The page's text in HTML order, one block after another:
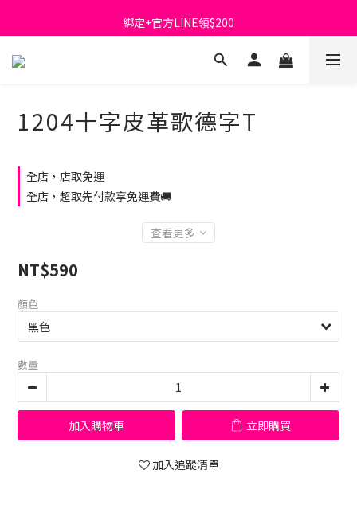
首購免運費🚚
綁定+官方LINE領$200
出清特價_買一送一
1204十字皮革歌德字T
全店，店取免運
全店，超取先付款享免運費🚚
查看更多
NT$590
顏色
數量
加入購物車 立即購買
加入追蹤清單